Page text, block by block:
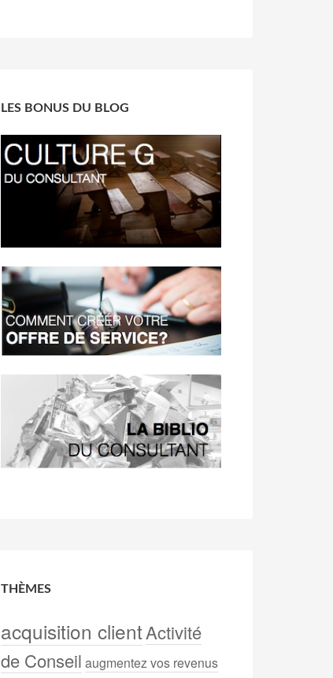
LES BONUS DU BLOG
THÈMES
acquisition clientActivité
de Conseil augmentez vos revenus